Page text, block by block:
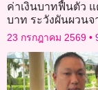
ค่าเงินบาทฟื้นตัว แ
บาท ระวังผันผวนจ
สหรัฐ-อิหร่าน
23 กรกฎาคม 2569